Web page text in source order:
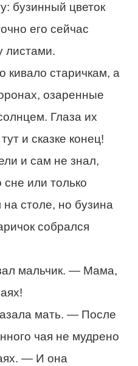
бузинный цветок
его сейчас
листами.
кивало старичкам, а
озаренные
Глаза их
и сказке конец!
и сам не знал,
сне или только
столе, но бузина
собрался
мальчик. — Мама,
мать. — После
чая не мудрено
— И она